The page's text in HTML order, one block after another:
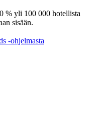
% yli 100 000 hotellista
sisään.
-ohjelmasta